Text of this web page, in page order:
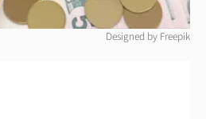
Designed by Freepik